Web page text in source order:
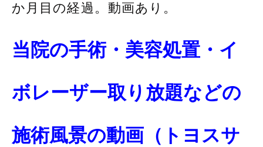
か月目の経過。動画あり。
当院の手術・美容処置・イ
ボレーザー取り放題などの
施術風景の動画（トヨスサ